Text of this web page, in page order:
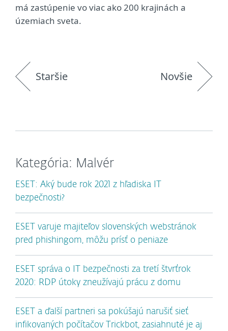
má zastúpenie vo viac ako 200 krajinách a
územiach sveta.
Staršie Novšie
Kategória: Malvér
ESET: Aký bude rok 2021 z hľadiska IT
bezpečnosti?
ESET varuje majiteľov slovenských webstránok
pred phishingom, môžu prísť o peniaze
ESET správa o IT bezpečnosti za tretí štvrťrok
2020: RDP útoky zneužívajú prácu z domu
ESET a ďalší partneri sa pokúšajú narušiť sieť
infikovaných počítačov Trickbot, zasiahnuté je aj